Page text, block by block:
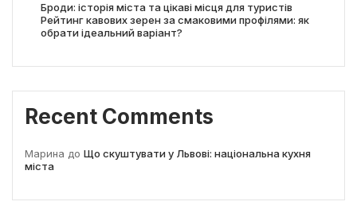
Броди: історія міста та цікаві місця для туристів
Рейтинг кавових зерен за смаковими профілями: як
обрати ідеальний варіант?
Recent Comments
Марина до Що скуштувати у Львові: національна кухня
міста